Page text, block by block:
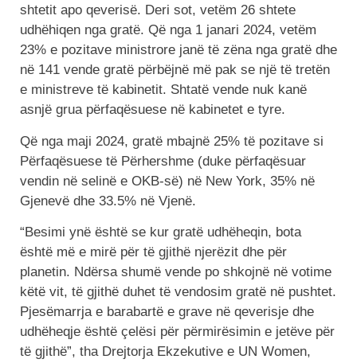
shtetit apo qeverisë. Deri sot, vetëm 26 shtete
udhëhiqen nga gratë. Që nga 1 janari 2024, vetëm
23% e pozitave ministrore janë të zëna nga gratë dhe
në 141 vende gratë përbëjnë më pak se një të tretën
e ministreve të kabinetit. Shtatë vende nuk kanë
asnjë grua përfaqësuese në kabinetet e tyre.
Që nga maji 2024, gratë mbajnë 25% të pozitave si
Përfaqësuese të Përhershme (duke përfaqësuar
vendin në selinë e OKB-së) në New York, 35% në
Gjenevë dhe 33.5% në Vjenë.
“Besimi ynë është se kur gratë udhëheqin, bota
është më e mirë për të gjithë njerëzit dhe për
planetin. Ndërsa shumë vende po shkojnë në votime
këtë vit, të gjithë duhet të vendosim gratë në pushtet.
Pjesëmarrja e barabartë e grave në qeverisje dhe
udhëheqje është çelësi për përmirësimin e jetëve për
të gjithë”, tha Drejtorja Ekzekutive e UN Women,